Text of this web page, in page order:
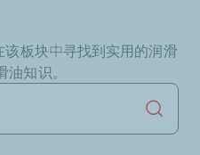
该板块中寻找到实用的润滑
知识。
开始搜